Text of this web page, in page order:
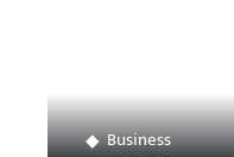
Business